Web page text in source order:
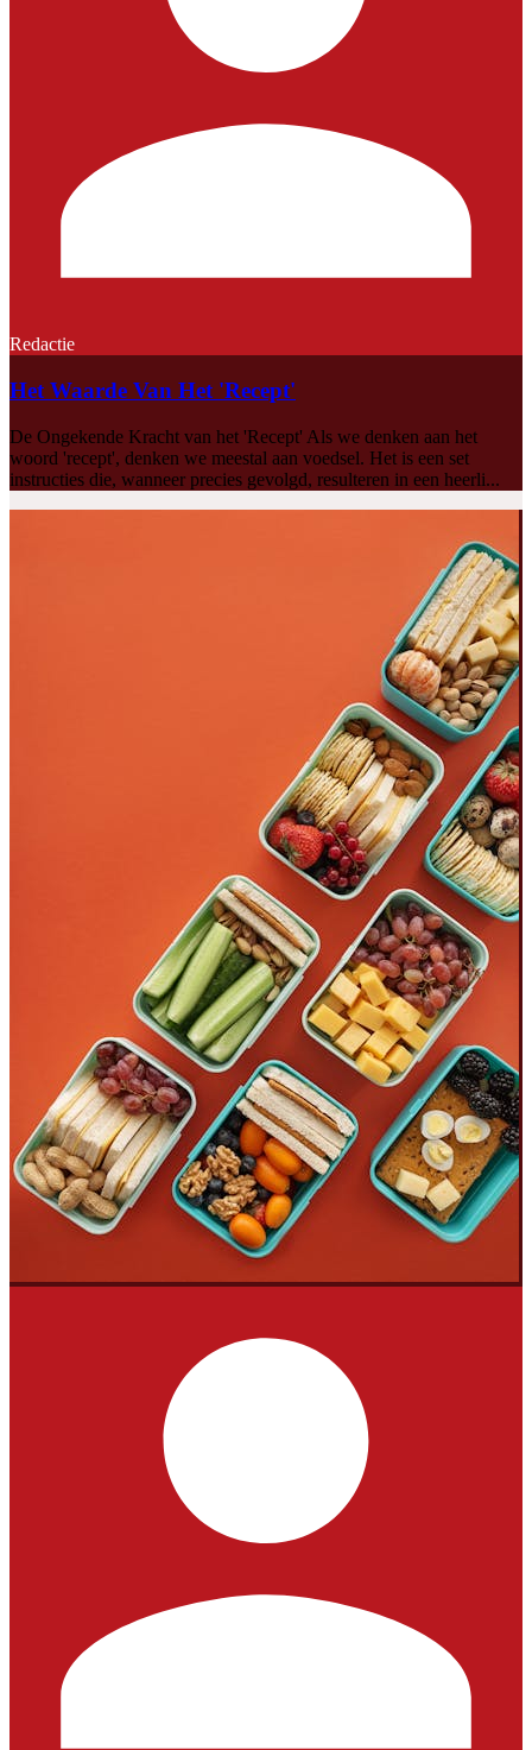
Redactie
Het Waarde Van Het 'Recept'
De Ongekende Kracht van het 'Recept' Als we denken aan het
woord 'recept', denken we meestal aan voedsel. Het is een set
instructies die, wanneer precies gevolgd, resulteren in een heerli...